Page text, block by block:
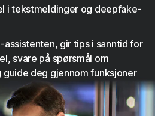
i tekstmeldinger og deepfake-
assistenten, gir tips i sanntid for
svare på spørsmål om
deg gjennom funksjoner